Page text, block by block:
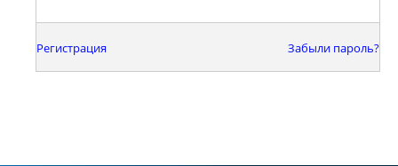
Регистрация Забыли пароль?